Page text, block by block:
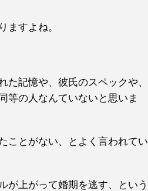
ますよね。
た記憶や、彼氏のスペックや、
等の人なんていないと思いま
ことがない、とよく 言われてい
が上がって婚期を逃す、という